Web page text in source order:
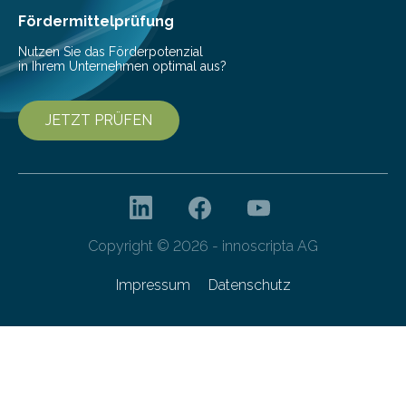
Fördermittelprüfung
Nutzen Sie das Förderpotenzial
in Ihrem Unternehmen optimal aus?
JETZT PRÜFEN
Copyright © 2026 - innoscripta AG
Impressum Datenschutz